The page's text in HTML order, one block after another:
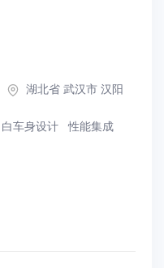
湖北省 武汉市 汉阳
白车身设计 性能集成